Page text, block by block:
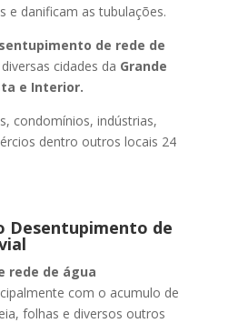
e danificam as tubulações.
de rede de
cidades da Grande
e Interior.
condomínios, indústrias,
dentro outros locais 24
Desentupimento de
rede de água
com o acumulo de
folhas e diversos outros